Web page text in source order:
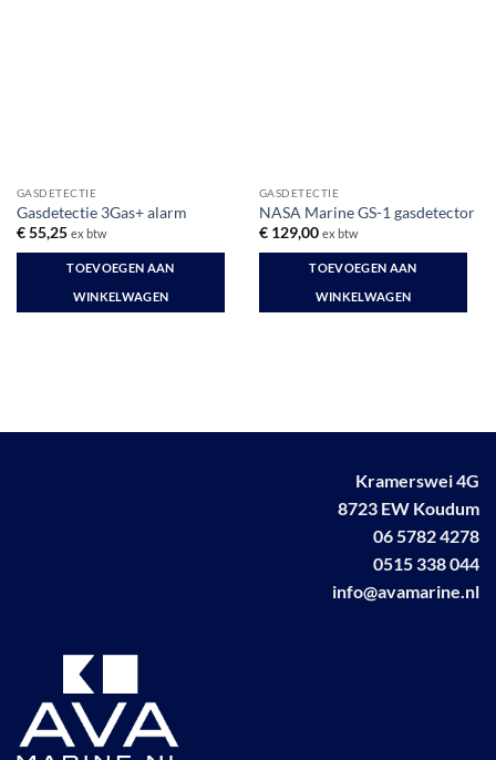
GASDETECTIE
Gasdetectie 3Gas+ alarm
€55,25 ex btw
TOEVOEGEN AAN
WINKELWAGEN
GASDETECTIE
NASA Marine GS-1 gasdetector
€129,00 ex btw
TOEVOEGEN AAN
WINKELWAGEN
Kramerswei 4G
8723 EW Koudum
06 5782 4278
0515 338 044
info@avamarine.nl